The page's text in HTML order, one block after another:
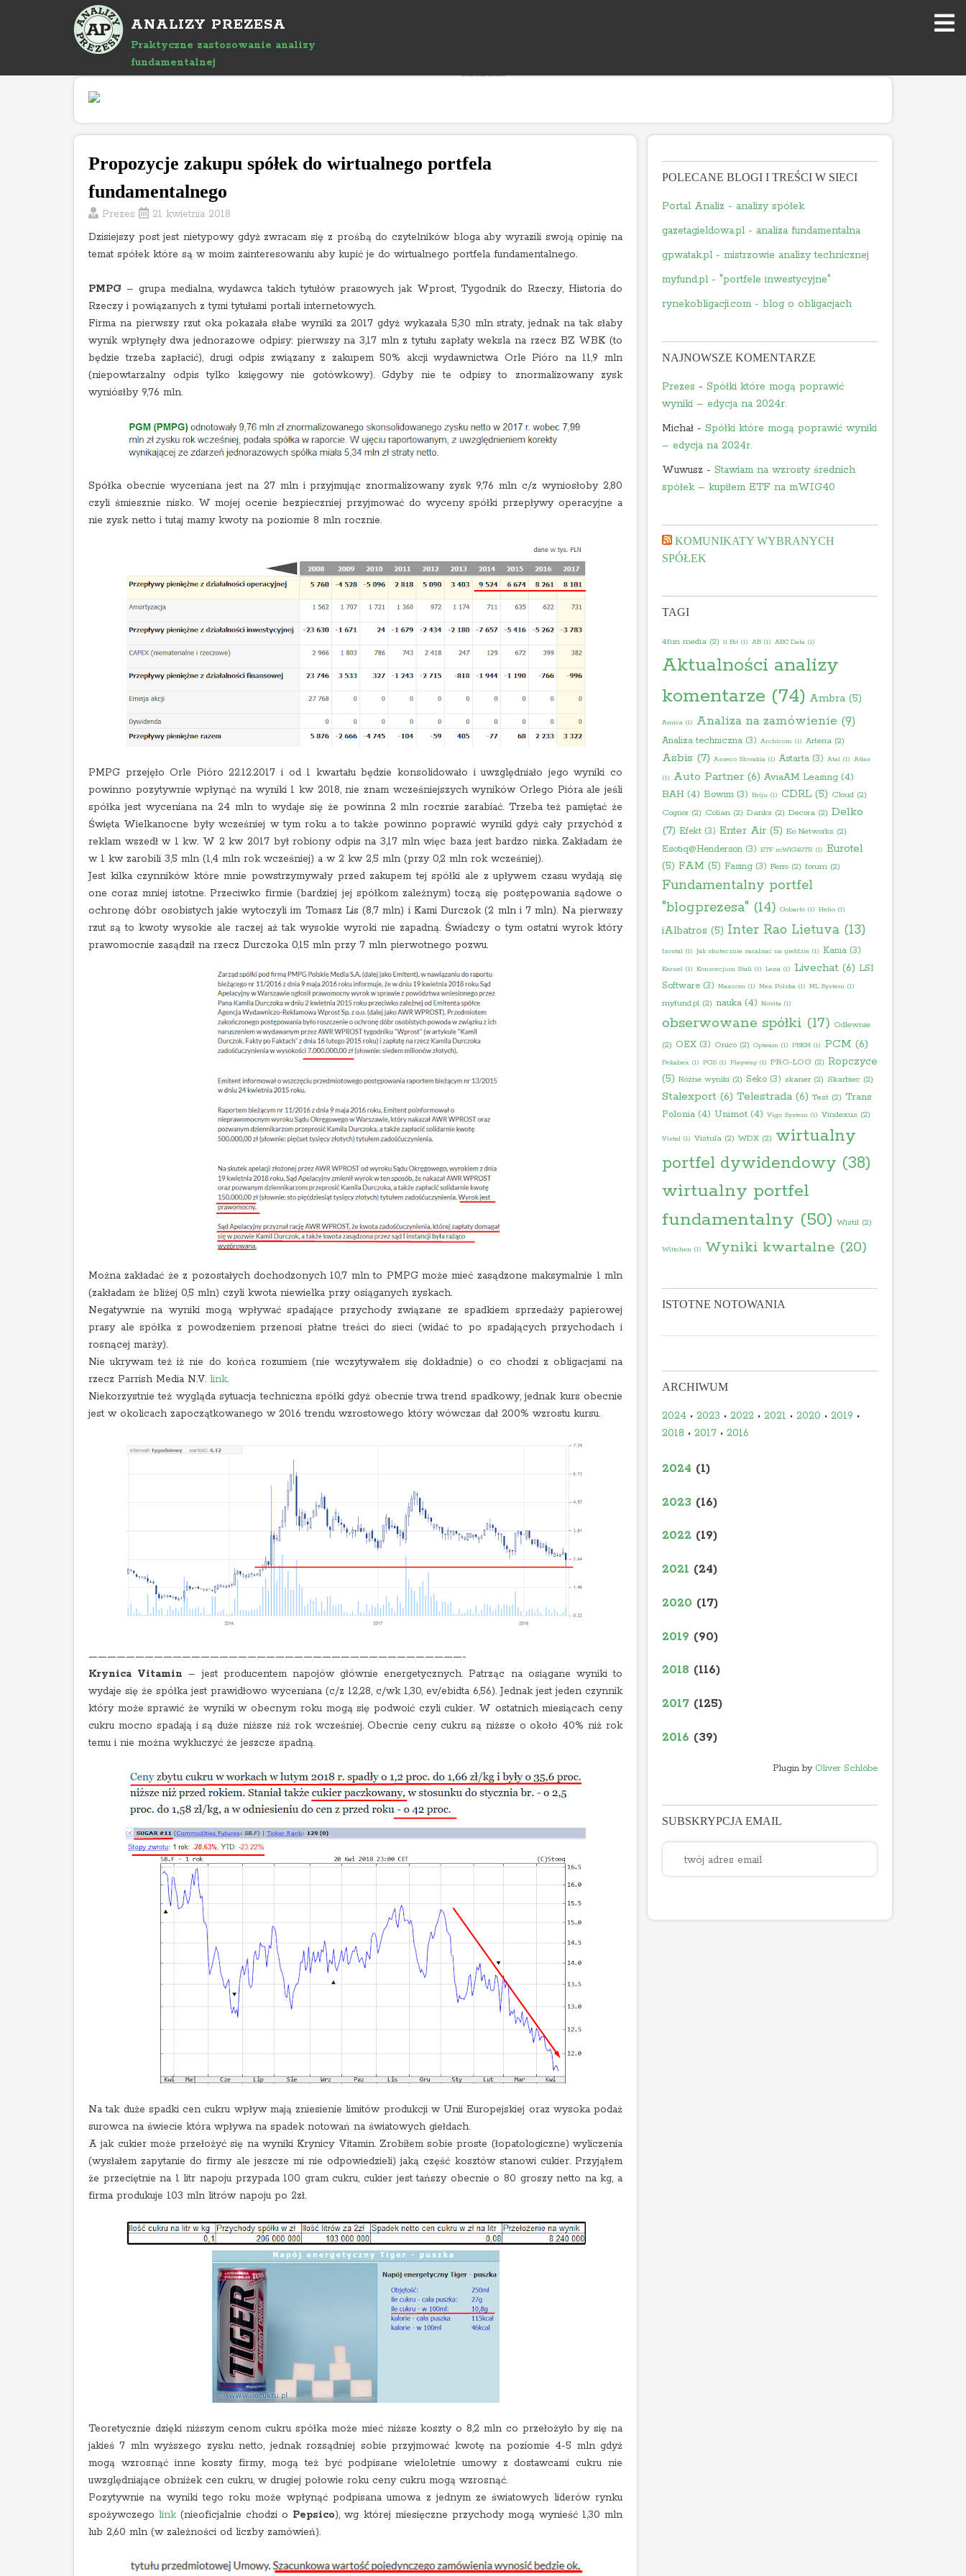
j
ANALIZY PREZESA
Praktyczne zastosowanie analizy
fundamentalnej
Propozycje zakupu spółek do wirtualnego portfela
fundamentalnego
Prezes
21 kwietnia 2018
Dzisiejszy post jest nietypowy gdyż zwracam się z prośbą do czytelników bloga aby wyrazili swoją opinię na
temat spółek które są w moim zainteresowaniu aby kupić je do wirtualnego portfela fundamentalnego.
PMPG – grupa medialna, wydawca takich tytułów prasowych jak Wprost, Tygodnik do Rzeczy, Historia do
Rzeczy i powiązanych z tymi tytułami portali internetowych.
Firma na pierwszy rzut oka pokazała słabe wyniki za 2017 gdyż wykazała 5,30 mln straty, jednak na tak słaby
wynik wpłynęły dwa jednorazowe odpisy: pierwszy na 3,17 mln z tytułu zapłaty weksla na rzecz BZ WBK (to
będzie trzeba zapłacić), drugi odpis związany z zakupem 50% akcji wydawnictwa Orle Pióro na 11,9 mln
(niepowtarzalny odpis tylko księgowy nie gotówkowy). Gdyby nie te odpisy to znormalizowany zysk
wyniósłby 9,76 mln.
Spółka obecnie wyceniana jest na 27 mln i przyjmując znormalizowany zysk 9,76 mln c/z wyniosłoby 2,80
czyli śmiesznie nisko. W mojej ocenie bezpieczniej przyjmować do wyceny spółki przepływy operacyjne a
nie zysk netto i tutaj mamy kwoty na poziomie 8 mln rocznie.
PMPG przejęło Orle Pióro 22.12.2017 i od 1 kwartału będzie konsolidowało i uwzględniało jego wyniki co
powinno pozytywnie wpłynąć na wyniki 1 kw 2018, nie znam wcześniejszych wyników Orlego Pióra ale jeśli
spółka jest wyceniana na 24 mln to wydaje się że powinna 2 mln rocznie zarabiać. Trzeba też pamiętać że
Święta Wielkanocne były wcześniej w tym roku a to także powinno poprawić wyniki gdyż cały przychód z
reklam wszedł w 1 kw. W 2 kw 2017 był robiony odpis na 3,17 mln więc baza jest bardzo niska. Zakładam że
w 1 kw zarobili 3,5 mln (1,4 mln rok wcześniej) a w 2 kw 2,5 mln (przy 0,2 mln rok wcześniej).
Jest kilka czynników które mnie powstrzymywały przed zakupem tej spółki ale z upływem czasu wydają się
one coraz mniej istotne. Przeciwko firmie (bardziej jej spółkom zależnym) toczą się postępowania sądowe o
ochronę dóbr osobistych jakie wytoczyli im Tomasz Lis (8,7 mln) i Kami Durczok (2 mln i 7 mln). Na pierwszy
rzut są to kwoty wysokie ale raczej aż tak wysokie wyroki nie zapadną. Świadczy o tym ostatni wyrok który
prawomocnie zasądził na rzecz Durczoka 0,15 mln przy 7 mln pierwotnego pozwu.
Można zakładać że z pozostałych dochodzonych 10,7 mln to PMPG może mieć zasądzone maksymalnie 1 mln
(zakładam że bliżej 0,5 mln) czyli kwota niewielka przy osiąganych zyskach.
Negatywnie na wyniki mogą wpływać spadające przychody związane ze spadkiem sprzedaży papierowej
prasy ale spółka z powodzeniem przenosi płatne treści do sieci (widać to po spadających przychodach i
rosnącej marży).
Nie ukrywam też iż nie do końca rozumiem (nie wczytywałem się dokładnie) o co chodzi z obligacjami na
rzecz Parrish Media N.V. link.
Niekorzystnie też wygląda sytuacja techniczna spółki gdyż obecnie trwa trend spadkowy, jednak kurs obecnie
jest w okolicach zapoczątkowanego w 2016 trendu wzrostowego który wówczas dał 200% wzrostu kursu.
————————————————————————————————————————-
Krynica Vitamin– jest producentem napojów głównie energetycznych. Patrząc na osiągane wyniki to
wydaje się że spółka jest prawidłowo wyceniana (c/z 12,28, c/wk 1,30, ev/ebidta 6,56). Jednak jest jeden czynnik
który może sprawić że wyniki w obecnym roku mogą się podwoić czyli cukier. W ostatnich miesiącach ceny
cukru mocno spadają i są duże niższe niż rok wcześniej. Obecnie ceny cukru są niższe o około 40% niż rok
temu i nie można wykluczyć że jeszcze spadną.
Na tak duże spadki cen cukru wpływ mają zniesienie limitów produkcji w Unii Europejskiej oraz wysoka podaż
surowca na świecie która wpływa na spadek notowań na światowych giełdach.
A jak cukier może przełożyć się na wyniki Krynicy Vitamin. Zrobiłem sobie proste (łopatologiczne) wyliczenia
(wysłałem zapytanie do firmy ale jeszcze mi nie odpowiedzieli) jaką część kosztów stanowi cukier. Przyjąłem
że przeciętnie na 1 litr napoju przypada 100 gram cukru, cukier jest tańszy obecnie o 80 groszy netto na kg, a
firma produkuje 103 mln litrów napoju po 2zł.
Teoretycznie dzięki niższym cenom cukru spółka może mieć niższe koszty o 8,2 mln co przełożyło by się na
jakieś 7 mln wyższego zysku netto, jednak rozsądniej sobie przyjmować kwotę na poziomie 4-5 mln gdyż
mogą wzrosnąć inne koszty firmy, mogą też być podpisane wieloletnie umowy z dostawcami cukru nie
uwzględniające obniżek cen cukru, w drugiej połowie roku ceny cukru mogą wzrosnąć.
Pozytywnie na wyniki tego roku może wpłynąć podpisana umowa z jednym ze światowych liderów rynku
spożywczegolink(nieoficjalnie chodzi o Pepsico), wg której miesięczne przychody mogą wynieść 1,30 mln
lub 2,60 mln (w zależności od liczby zamówień).
POLECANE BLOGI I TREŚCI W SIECI
Portal Analiz - analizy spółek
gazetagieldowa.pl - analiza fundamentalna
gpwatak.pl - mistrzowie analizy technicznej
myfund.pl - "portfele inwestycyjne"
rynekobligacji.com - blog o obligacjach
NAJNOWSZE KOMENTARZE
Prezes - Spółki które mogą poprawić
wyniki – edycja na 2024r.
Michał - Spółki które mogą poprawić wyniki
– edycja na 2024r.
Wuwusz - Stawiam na wzrosty średnich
spółek – kupiłem ETF na mWIG40
KOMUNIKATY WYBRANYCH
SPÓŁEK
TAGI
4fun media (2) 11 Bit(1) AB (1) ABC Data (1)
Aktualności analizy
komentarze (74) Ambra (5)
Amica (1) Analiza na zamówienie (9)
Analiza techniczna (3) Archicom (1) Arteria (2)
Asbis (7) Asseco Slovakia (1) Astarta (3) Atal (1) Atlas
(1) Auto Partner (6) AviaAM Leasing (4)
BAH (4) Bowim (3) Briju (1) CDRL (5) Cloud (2)
Cognor (2) Colian (2) Danks (2) Decora (2) Delko
(7) Efekt (3) Enter Air (5) Eo Networks (2)
Esotiq@Henderson (3) ETF mWIG40TR (1) Eurotel
(5) FAM (5) Fasing (3) Ferro (2) forum (2)
Fundamentalny portfel
"blogprezesa" (14) Gobarto (1) Helio (1)
iAlbatros (5) Inter Rao Lietuva (13)
Izostal (1) Jak skutecznie zarabiać na giełdzie (1) Kania (3)
Kernel (1) Konsorcjum Stali (1) Lena (1) Livechat (6) LSI
Software (3) Maxcom (1) Mex Polska (1) ML System (1)
myfund.pl (2) nauka (4) Novita (1)
obserwowane spółki (17) Odlewnie
(2) OEX (3) Onico (2) Opteam (1) PBKM (1) PCM (6)
Pekabex (1) PGS (1) Playway(1) PRO-LOG (2) Ropczyce
(5) Różne wyniki (2) Seko (3) skaner (2) Skarbiec (2)
Stalexport (6) Telestrada (6) Test (2) Trans
Polonia (4) Unimot (4) Vigo System (1) Vindexus (2)
Vistal (1) Vistula (2) WDX (2) wirtualny
portfel dywidendowy (38)
wirtualny portfel
fundamentalny (50) Wistil (2)
Wittchen (1) Wyniki kwartalne (20)
ISTOTNE NOTOWANIA
ARCHIWUM
2024 • 2023 • 2022 • 2021 • 2020 • 2019 •
2018 • 2017 • 2016
2024 (1)
2023 (16)
2022 (19)
2021 (24)
2020 (17)
2019 (90)
2018 (116)
2017 (125)
2016 (39)
Plugin by Oliver Schlöbe
SUBSKRYPCJA EMAIL